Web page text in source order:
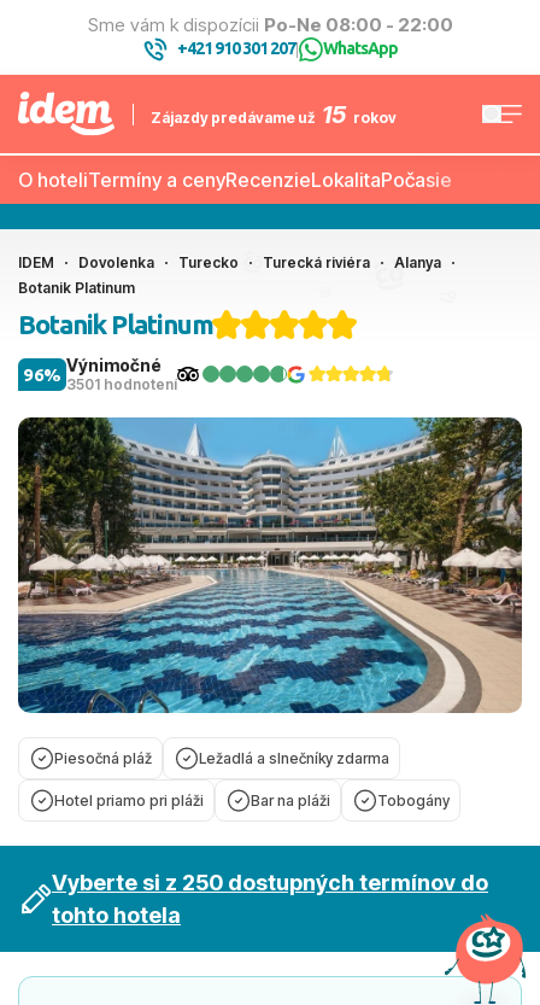
Sme vám k dispozícii Po-Ne 08:00 - 22:00
+421 910 301 207| WhatsApp
Zájazdy predávame už 15 rokov
O hoteliTermíny a cenyRecenzieLokalitaPočasie
IDEM Dovolenka Turecko Turecká riviéra
Alanya
Botanik Platinum
Botanik Platinum
Výnimočné
3501 hodnotení
96%
Piesočná pláž Ležadlá a slnečníky zdarma
Hotel priamo pri pláži Bar na pláži Tobogány
Vyberte si z 250 dostupných termínov do
tohto hotela